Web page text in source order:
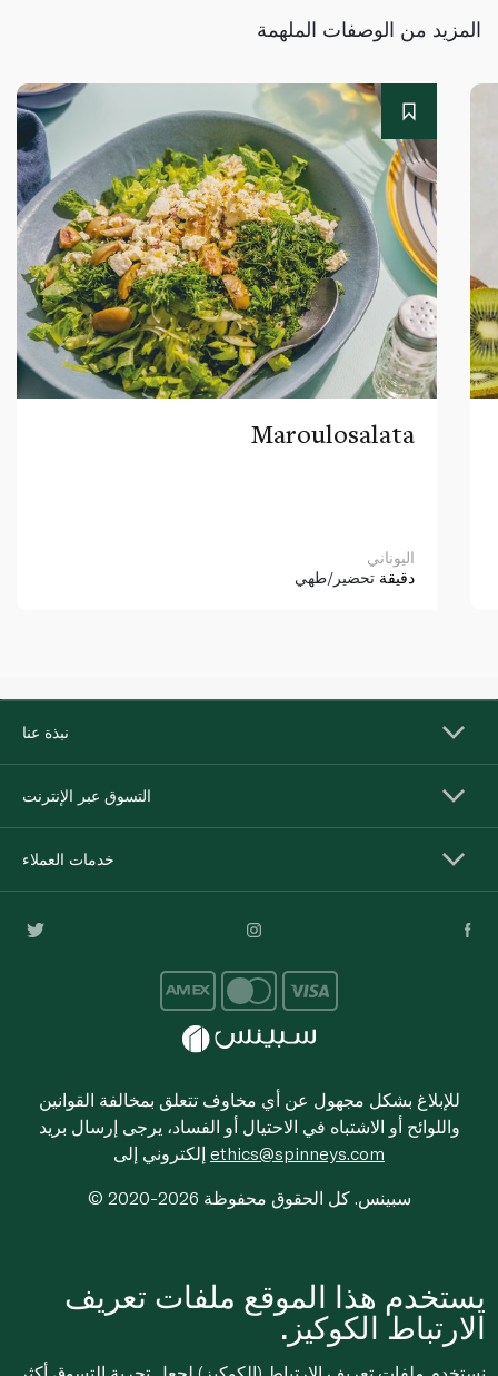
المزيد من الوصفات الملهمة
Maroulosalata
اليوناني
دقيقة تحضير/طهي
نبذة عنا
التسوق عبر الإنترنت
خدمات العملاء
للإبلاغ بشكل مجهول عن أي مخاوف تتعلق بمخالفة القوانين
واللوائح أو الاشتباه في الاحتيال أو الفساد، يرجى إرسال بريد
ethics@spinneys.com
© 2020-2026 سبينس. كل الحقوق محفوظة
يستخدم هذا الموقع ملفات تعريف
الارتباط الكوكيز.